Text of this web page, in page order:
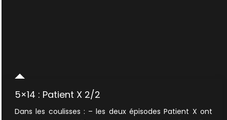
5×14 : Patient X 2/2
Dans les coulisses : – les deux épisodes Patient X ont